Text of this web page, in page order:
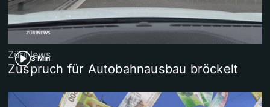
3 Min
ZüriNews
Zuspruch für Autobahnausbau bröckelt